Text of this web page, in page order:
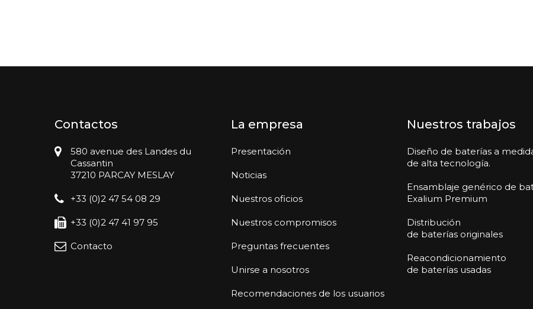
Contactos
580 avenue des Landes du
Cassantin
37210 PARCAY MESLAY
+33 (0)2 47 54 08 29
+33 (0)2 47 41 97 95
Contacto
La empresa
Presentación
Noticias
Nuestros oficios
Nuestros compromisos
Preguntas frecuentes
Unirse a nosotros
Recomendaciones de los usuarios
Nuestros trabajos
Diseño de baterías a
de alta tecnología.
Ensamblaje genérico de
Exalium Premium
Distribución
de baterías originales
Reacondicionamiento
de baterías usadas